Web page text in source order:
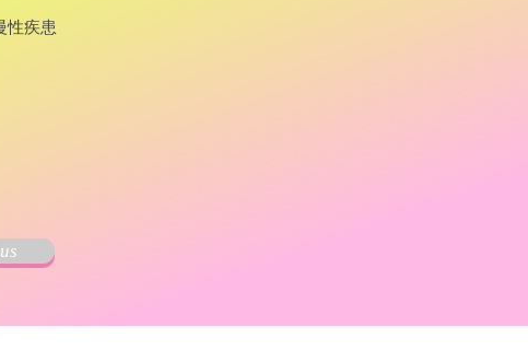
性疾患